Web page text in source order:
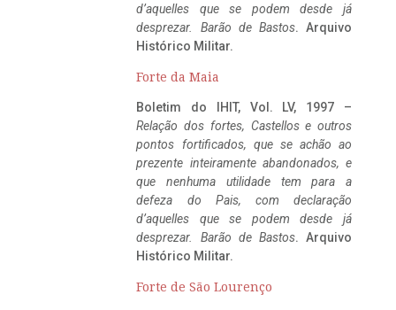
d’aquelles que se podem desde já
desprezar. Barão de Bastos. Arquivo
Histórico Militar.
Forte da Maia
Boletim do IHIT, Vol. LV, 1997 –
Relação dos fortes, Castellos e outros
pontos fortificados, que se achão ao
prezente inteiramente abandonados, e
que nenhuma utilidade tem para a
defeza do Pais, com declaração
d’aquelles que se podem desde já
desprezar. Barão de Bastos. Arquivo
Histórico Militar.
Forte de São Lourenço